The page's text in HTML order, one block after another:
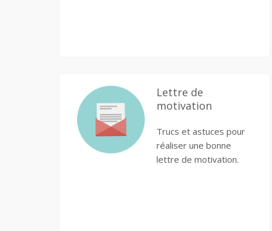
Lettre de
motivation
Trucs et astuces pour
réaliser une bonne
lettre de motivation.